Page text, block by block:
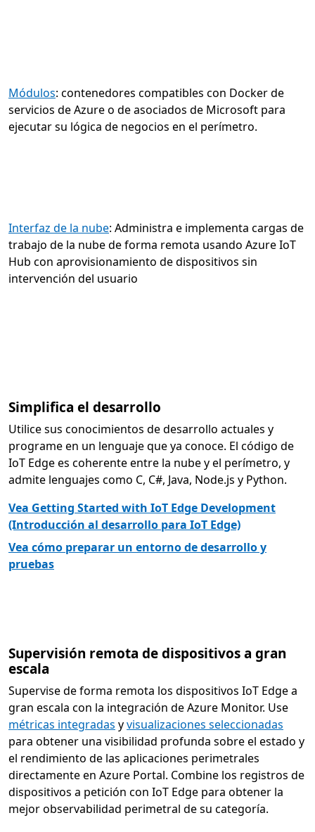
Módulos: contenedores compatibles con Docker de
servicios de Azure o de asociados de Microsoft para
ejecutar su lógica de negocios en el perímetro.
Interfaz de la nube: Administra e implementa cargas de
trabajo de la nube de forma remota usando Azure IoT
Hub con aprovisionamiento de dispositivos sin
intervención del usuario
Simplifica el desarrollo
Utilice sus conocimientos de desarrollo actuales y
programe en un lenguaje que ya conoce. El código de
IoT Edge es coherente entre la nube y el perímetro, y
admite lenguajes como C, C#, Java, Node.js y Python.
Vea Getting Started with IoT Edge Development
(Introducción al desarrollo para IoT Edge)
Vea cómo preparar un entorno de desarrollo y
pruebas
Supervisión remota de dispositivos a gran
escala
Supervise de forma remota los dispositivos IoT Edge a
gran escala con la integración de Azure Monitor. Use
métricas integradas yvisualizaciones seleccionadas
para obtener una visibilidad profunda sobre el estado y
el rendimiento de las aplicaciones perimetrales
directamente en Azure Portal. Combine los registros de
dispositivos a petición con IoT Edge para obtener la
mejor observabilidad perimetral de su categoría.